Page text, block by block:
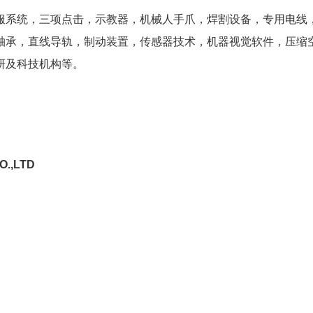
统，三项点击，示教器，机械人手爪，焊割设备，专用电线
，直线导轨，制动装置，传感器技术，机器视觉软件，压缩
科技机构等。